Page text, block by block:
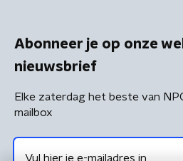
Abonneer je op onze
nieuwsbrief
Elke zaterdag het beste van
mailbox